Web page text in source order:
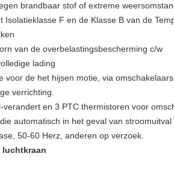
brandbaar stof of extreme
Isolatieklasse F en de Klasse B van de
van de overbelastingsbescherming c/w
lading
voor de het hijsen motie, via
verrichting.
en 3 PTC thermistoren voor
automatisch in het geval van stroomuitval
50-60 Herz, anderen op verzoek.
luchtkraan